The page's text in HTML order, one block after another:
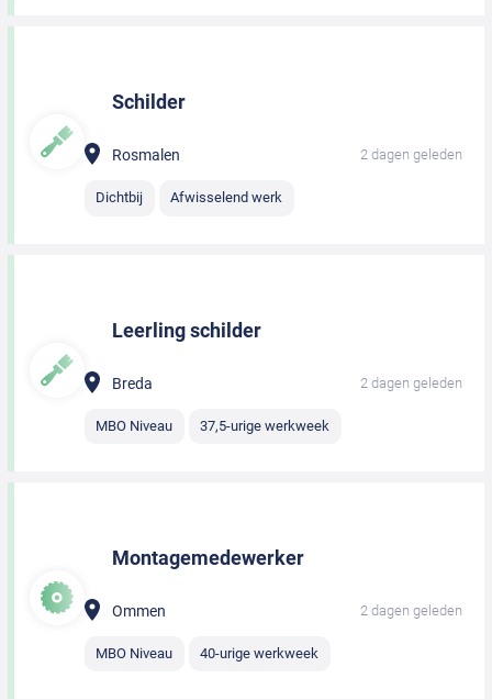
Schilder
Rosmalen 2 dagen geleden
Dichtbij Afwisselend werk
Leerling schilder
Breda 2 dagen geleden
MBO Niveau 37,5-urige werkweek
Montagemedewerker
Ommen 2 dagen geleden
MBO Niveau 40-urige werkweek